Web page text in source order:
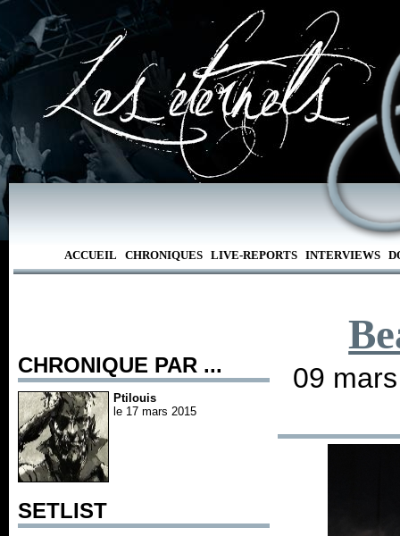
ACCUEIL CHRONIQUES LIVE-REPORTS INTERVIEWS
CHRONIQUE PAR ...
Ptilouis
le 17 mars 2015
SETLIST
09